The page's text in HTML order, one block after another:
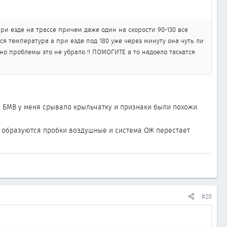
езде на трассе причем даже один на скорости 90-130 все
температура а при езде под 180 уже через минуту она чуть ли
проблемы это не убрало !! ПОМОГИТЕ а то надоело таскатся
у меня срывало крыльчатку и признаки были похожи.
пробки воздушные и система ОЖ перестает
#28